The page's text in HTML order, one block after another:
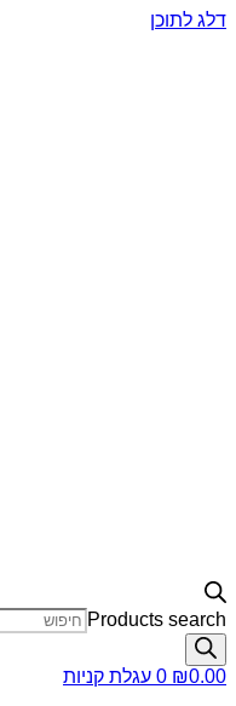
דלג לתוכן
Products search
₪0.00
0 עגלת קניות